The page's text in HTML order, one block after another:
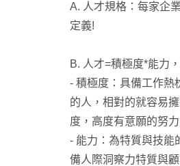
A. 人才規格：每家企
定義!
B. 人才=積極度*能力
- 積極度：具備工作熱
的人，相對的就容易
度，高度有意願的努
- 能力：為特質與技能
備人際洞察力特質與